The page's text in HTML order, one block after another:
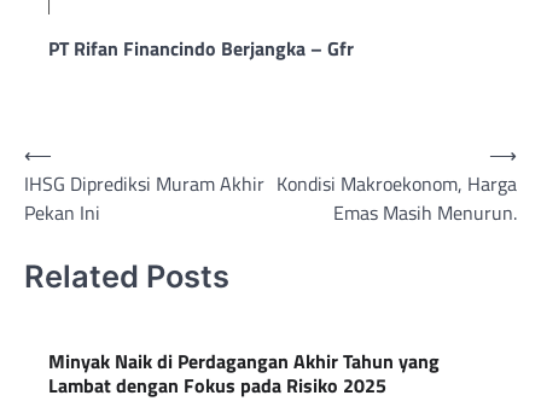
PT Rifan Financindo Berjangka – Gfr
Post
navigation
⟵
IHSG Diprediksi Muram Akhir
Pekan Ini
Kondisi Makroekonom, Harga
Emas Masih Menurun.
⟶
Related Posts
Minyak Naik di Perdagangan Akhir Tahun yang
Lambat dengan Fokus pada Risiko 2025